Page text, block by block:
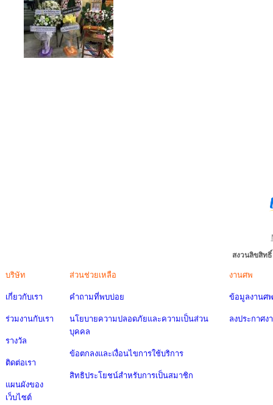
สงวนลิขสิท
บริษัท
เกี่ยวกับเรา
ร่วมงานกับเรา
รางวัล
ติดต่อเรา
แผนผังของ
เว็บไซต์
ส่วนช่วยเหลือ
คำถามที่พบบ่อย
นโยบายความปลอดภัยและความเป็นส่วน
บุคคล
ข้อตกลงและเงื่อนไขการใช้บริการ
สิทธิประโยชน์สำหรับการเป็นสมาชิก
งานศพ
ข้อมูลงานศพ
ลงประกาศง